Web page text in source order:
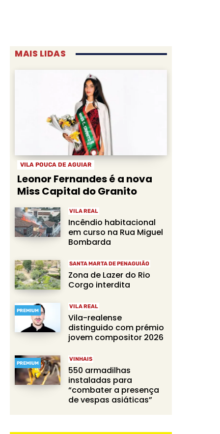
MAIS LIDAS
VILA POUCA DE AGUIAR
Leonor Fernandes é a nova
Miss Capital do Granito
VILA REAL
Incêndio habitacional
em curso na Rua Miguel
Bombarda
SANTA MARTA DE PENAGUIÃO
Zona de Lazer do Rio
Corgo interdita
PREMIUM
VILA REAL
Vila-realense
distinguido com prémio
jovem compositor 2026
PREMIUM
VINHAIS
550 armadilhas
instaladas para
“combater a presença
de vespas asiáticas”